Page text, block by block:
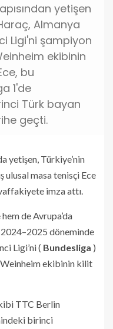
yetişen
Almanya
Ligi'ni şampiyon
ekibinin
bu
1'de
Türk bayan
geçti.
yetişen, Türkiye’nin
masa tenisçi Ece
imza attı.
de Avrupa’da
2024–2025 döneminde
Ligi’ni ( Bundesliga )
ekibinin kilit
TTC Berlin
birinci